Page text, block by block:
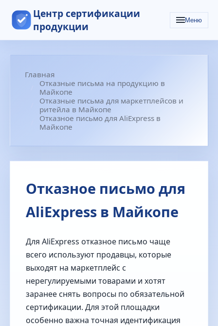
Центр сертификации
продукции
Меню
Главная
Отказные письма на продукцию в
Майкопе
Отказные письма для маркетплейсов и
ритейла в Майкопе
Отказное письмо для AliExpress в
Майкопе
Отказное письмо для
AliExpress в Майкопе
Для AliExpress отказное письмо чаще
всего используют продавцы, которые
выходят на маркетплейс с
нерегулируемыми товарами и хотят
заранее снять вопросы по обязательной
сертификации. Для этой площадки
особенно важна точная идентификация